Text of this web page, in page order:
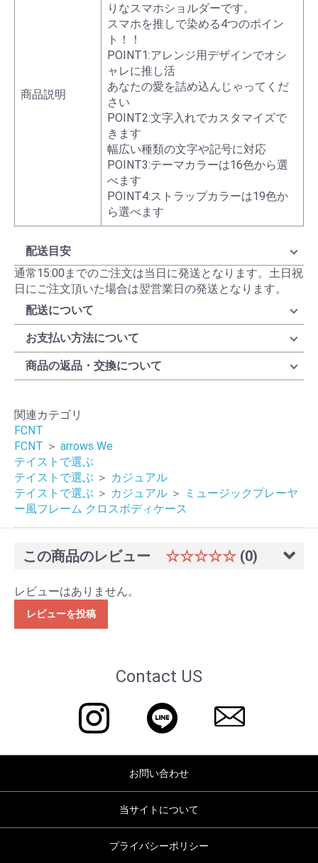
商品説明
りなスマホショルダーです。
スマホを推しで染める4つのポイン
ト！！
POINT1:アレンジ用デザインでオシ
ャレに推し活
あなたの愛を詰め込んじゃってくだ
さい
POINT2:文字入れでカスタマイズで
きます
幅広い種類の文字や記号に対応
POINT3:テーマカラーは16色から選
べます
POINT4:ストラップカラーは19色か
ら選べます
配送目安
通常15:00までのご注文は当日に発送となります。土日祝
日にご注文頂いた場合は翌営業日の発送となります。
配送について
お支払い方法について
商品の返品・交換について
関連カテゴリ
FCNT
FCNT ＞ arrows We
テイストで選ぶ
テイストで選ぶ ＞ カジュアル
テイストで選ぶ ＞ カジュアル ＞
ミュージックプレーヤ
ー風フレーム クロスボディケース
この商品のレビュー ☆☆☆☆☆ (0)
レビューはありません。
レビューを投稿
Contact US
お問い合わせ
当サイトについて
プライバシーポリシー